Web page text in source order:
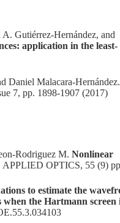
Gutiérrez-Hernández, and
application in the least-
Daniel Malacara-Hernández.
7, pp. 1898-1907 (2017)
Rodriguez M. Nonlinear
APPLIED OPTICS, 55 (9)
to estimate the
the Hartmann screen